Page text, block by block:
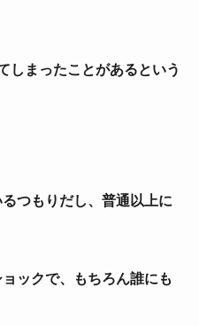
しまったことがあるという
つもりだし、普通以上に
ックで、もちろん誰にも